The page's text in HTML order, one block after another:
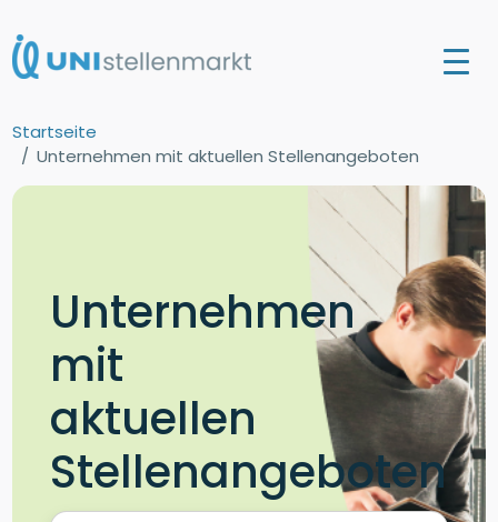
Startseite
Unternehmen mit aktuellen Stellenangeboten
Unternehmen
mit
aktuellen
Stellenangeboten